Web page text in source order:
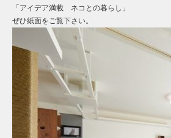
「アイデア満載 ネコとの暮らし」
ぜひ紙面をご覧下さい。